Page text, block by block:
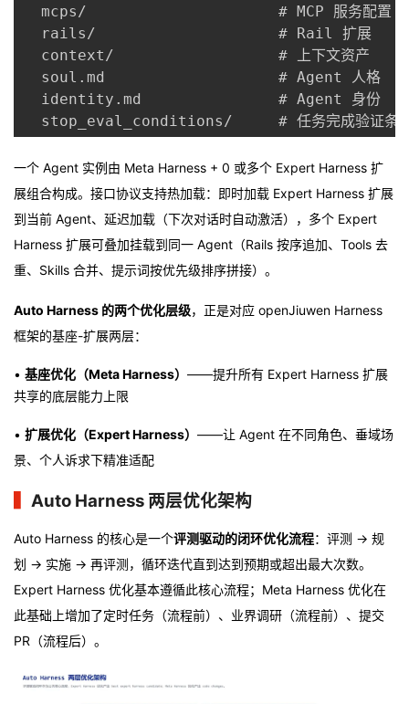
  mcps/                     # MCP 服务配置
  rails/                    # Rail 扩展
  context/                  # 上下文资产
  soul.md                   # Agent 人格
  identity.md               # Agent 身份
stop_eval_conditions/     # 任务完成验证条
一个 Agent 实例由 Meta Harness + 0 或多个 Expert Harness 扩
展组合构成。接口协议支持热加载：即时加载 Expert Harness 扩展
到当前 Agent、延迟加载（下次对话时自动激活），多个 Expert
Harness 扩展可叠加挂载到同一 Agent（Rails 按序追加、Tools 去
重、Skills 合并、提示词按优先级排序拼接）。
Auto Harness 的两个优化层级，正是对应 openJiuwen Harness
框架的基座-扩展两层：
• 基座优化（Meta Harness） ——提升所有 Expert Harness 扩展
共享的底层能力上限
• 扩展优化（Expert Harness） ——让 Agent 在不同角色、垂域场
景、个人诉求下精准适配
Auto Harness 两层优化架构
Auto Harness 的核心是一个评测驱动的闭环优化流程：评测 → 规
划 → 实施 → 再评测，循环迭代直到达到预期或超出最大次数。
Expert Harness 优化基本遵循此核心流程；Meta Harness 优化在
此基础上增加了定时任务（流程前）、业界调研（流程前）、提交
PR（流程后）。